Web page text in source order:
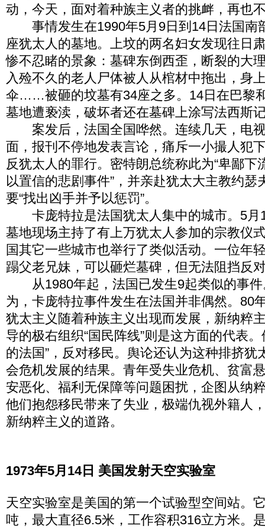
动，今天，面对着种族主义者的挑衅，再也
事情发生在1990年5月9日到14日法国南
座犹太人的墓地。上坟的两名妇女发现往日
惨不忍睹的景象：墓碑东倒西歪，断裂的大
入殓不久的老人尸体被人从棺材中拖出，身
伞……被砸的坟墓有34座之多。14日在巴黎
墓地遭亵渎，破坏者还在墓碑上涂写法西斯
案发后，法国全国哗然。连续几天，电
面，报刊不停地发表言论，痛斥一小撮人犯
反犹太人的罪行。密特朗总统称此为“卑鄙下
以置信的悲剧事件”，并亲赴犹太大主教约瑟
要“找出凶手并予以惩罚”。
卡庞特拉是法国犹太人集中的城市。5月
墓地现场主持了有上万犹太人参加的宗教仪
国其它一些城市也举行了类似活动。一位年
蹋父老兄妹，可以砸烂墓碑，但无法阻挡反
从1980年起，法国已发生9起类似的事件
为，卡庞特拉事件发生在法国并非偶然。80
犹太主义随着种族主义出现而发展，新纳粹
导的极右组织“国民阵线”则是这方面的代表
的法国”，反对移民。舆论还认为这种排挤犹
会危机发展的结果。青年受失业危机、贫富
安恶化、福利无保障等问题困扰，企图从纳
他们抱怨移民带来了失业，极端仇视外籍人
新纳粹主义的道路。
1973年5月14日 美国发射天空实验室
天空实验室是美国的第一个试验型空间站。
吨，最大直径6.5米，工作容积316立方米。